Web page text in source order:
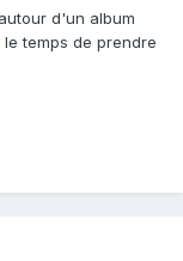
d'un album
temps de prendre